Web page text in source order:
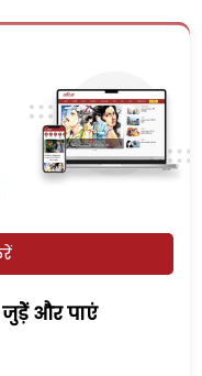
जुड़ेें और पाएं